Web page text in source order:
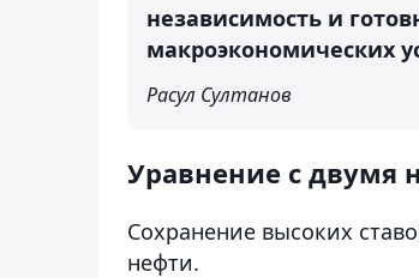
независимость и
макроэкономических
Расул Султанов
Уравнение с двумя
Сохранение высоких
нефти.